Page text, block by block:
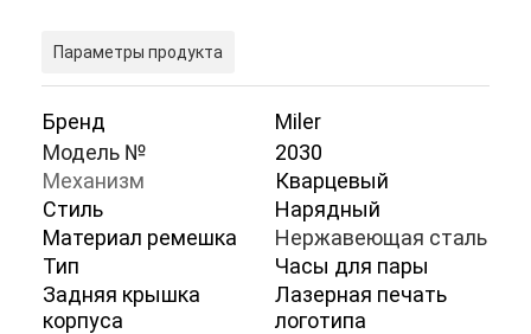
Параметры продукта
Бренд
Miler
Модель №
2030
Механизм
Кварцевый
Стиль
Нарядный
Материал ремешка
Нержавеющая сталь
Тип
Часы для пары
Задняя крышка
корпуса
Лазерная печать
логотипа